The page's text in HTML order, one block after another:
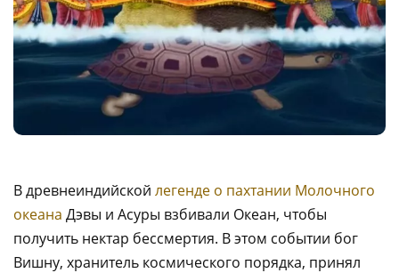
В древнеиндийской легенде о пахтании Молочного
океана Дэвы и Асуры взбивали Океан, чтобы
получить нектар бессмертия. В этом событии бог
Вишну, хранитель космического порядка, принял